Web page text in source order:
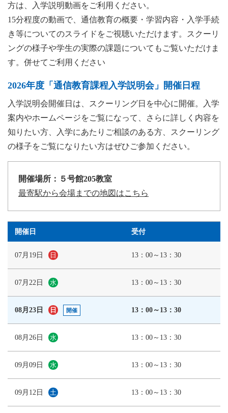
方は、入学説明動画をご利用ください。
15分程度の動画で、通信教育の概要・学習内容・入学手続
き等についてのスライドをご視聴いただけます。スクーリ
ングの様子や学生の実際の課題についてもご覧いただけま
す。併せてご利用ください
2026年度「通信教育課程入学説明会」開催日程
入学説明会開催日は、スクーリング日を中心に開催。入学
案内やホームページをご覧になって、さらに詳しく内容を
知りたい方、入学にあたりご相談のある方、スクーリング
の様子をご覧になりたい方はぜひご参加ください。
開催場所：５号館205教室
最寄駅から会場までの地図はこちら
開催日 受付
07月19日 日 13：00～13：30
07月22日 水 13：00～13：30
08月23日 日 開催 13：00～13：30
08月26日 水 13：00～13：30
09月09日 水 13：00～13：30
09月12日 土 13：00～13：30